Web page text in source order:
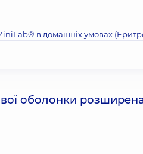
в домашніх умовах
оболонки